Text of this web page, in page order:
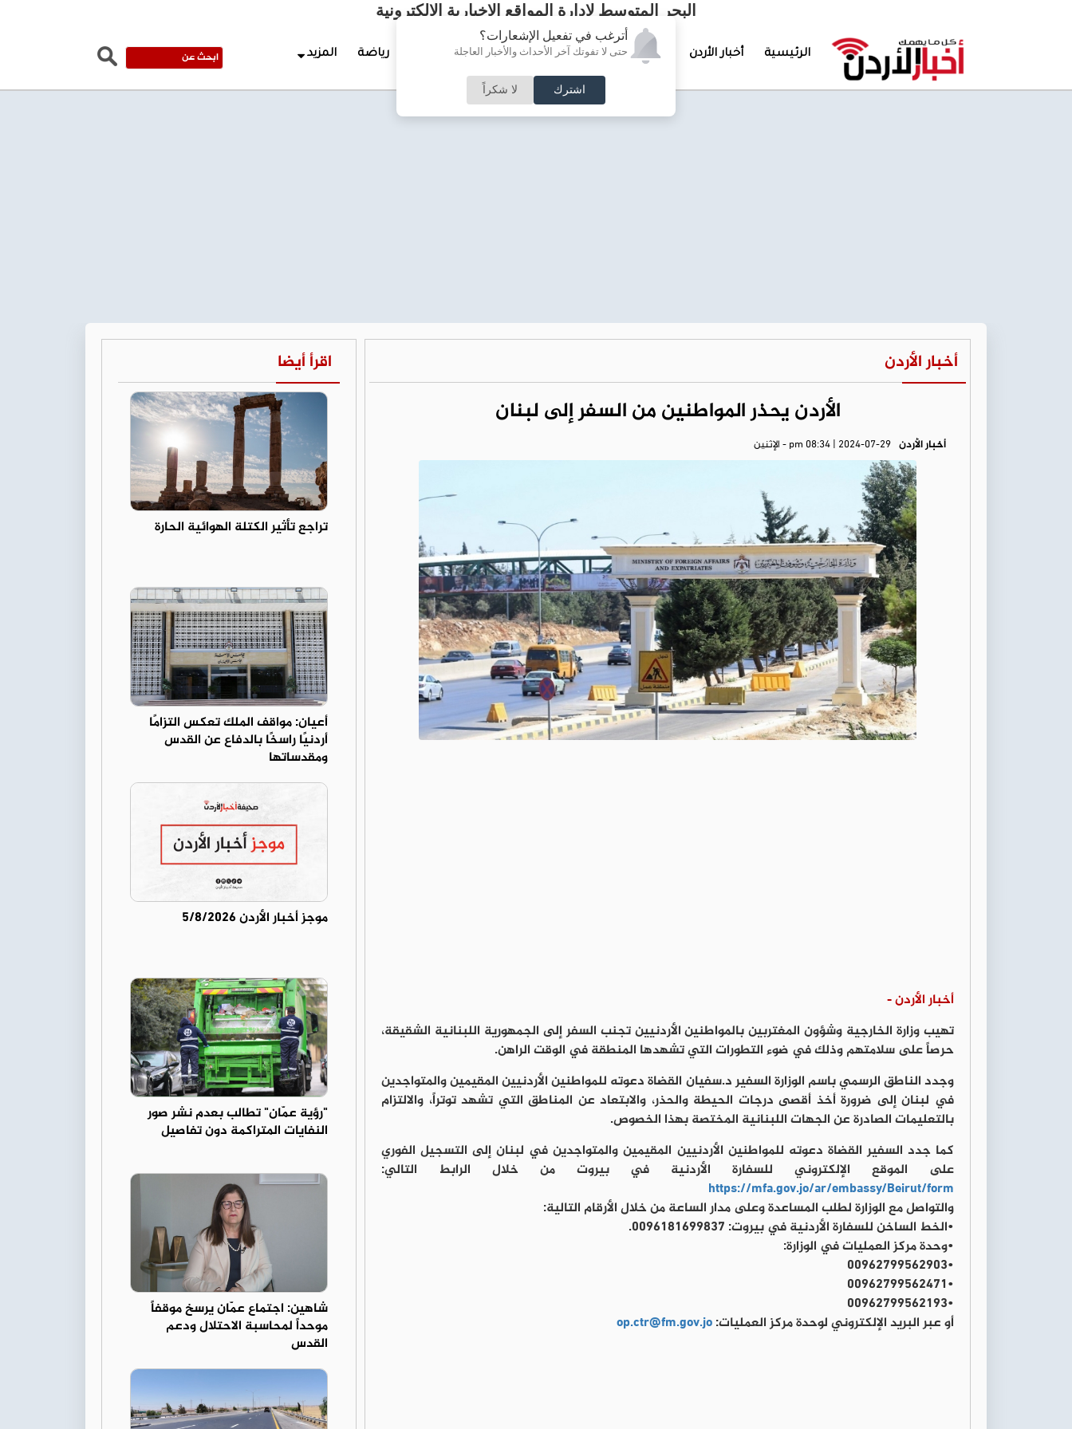
أترغب في تفعيل الإشعارات؟
حتى لا تفوتك آخر الأحداث والأخبار العاجلة
اشترك لا شكراً
البحر المتوسط لإدارة المواقع الإخبارية الالكترونية
الرئيسية أخبار الأردن تغطيات خاصة لقاء الأسبوع جرائم وحوادث رياضة المزيد
أخبار الأردن
الأردن يحذر المواطنين من السفر إلى لبنان
أخبار الأردن pm 08:34 | 2024-07-29 - الإثنين
أخبار الأردن -
تهيب وزارة الخارجية وشؤون المغتربين بالمواطنين الأردنيين تجنب السفر إلى الجمهورية اللبنانية الشقيقة،
حرصاً على سلامتهم وذلك في ضوء التطورات التي تشهدها المنطقة في الوقت الراهن.
وجدد الناطق الرسمي باسم الوزارة السفير د.سفيان القضاة دعوته للمواطنين الأردنيين المقيمين والمتواجدين
في لبنان إلى ضرورة أخذ أقصى درجات الحيطة والحذر، والابتعاد عن المناطق التي تشهد توتراً، والالتزام
بالتعليمات الصادرة عن الجهات اللبنانية المختصة بهذا الخصوص.
‏كما جدد السفير القضاة دعوته للمواطنين الأردنيين المقيمين والمتواجدين في لبنان إلى التسجيل الفوري
على الموقع الإلكتروني للسفارة الأردنية في بيروت من خلال الرابط التالي:
https://mfa.gov.jo/ar/embassy/Beirut/form
والتواصل مع الوزارة لطلب المساعدة وعلى مدار الساعة من خلال الأرقام التالية:
‏•الخط الساخن للسفارة الأردنية في بيروت: 0096181699837.
‏•وحدة مركز العمليات في الوزارة:
‏•00962799562903
‏•00962799562471
‏•00962799562193
‏أو عبر البريد الإلكتروني لوحدة مركز العمليات: ⁦‪op.ctr@fm.gov.jo
اقرأ أيضا
تراجع تأثير الكتلة الهوائية الحارة
أعيان: مواقف الملك تعكس التزامًا
أردنيًا راسخًا بالدفاع عن القدس
ومقدساتها
موجز أخبار الأردن 5/8/2026
"رؤية عمّان" تطالب بعدم نشر صور
النفايات المتراكمة دون تفاصيل
شاهين: اجتماع عمّان يرسخ موقفاً
موحداً لمحاسبة الاحتلال ودعم
القدس